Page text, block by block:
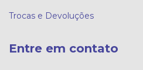
Trocas e Devoluções
Entre em contato